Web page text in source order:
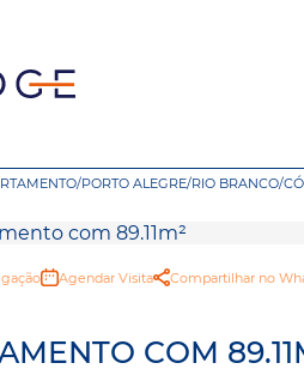
/PORTO ALEGRE/RIO BRANCO/
Agendar Visita Compartilhar no
COM